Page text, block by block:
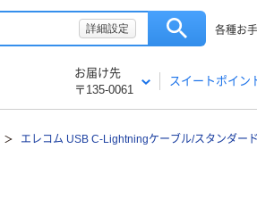
詳細設定 各種お
お届け先
〒135-0061
スイートポイン
エレコム USB C-Lightningケーブル/スタンダー